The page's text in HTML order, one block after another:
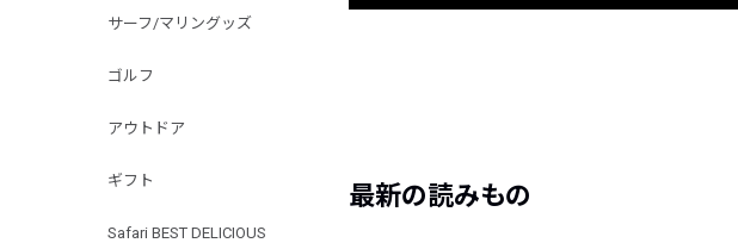
サーフ/マリングッズ
ゴルフ
アウトドア
ギフト
Safari BEST DELICIOUS
最新の読みもの